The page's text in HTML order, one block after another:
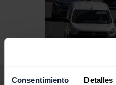
Consentimiento Detalles
La edad media